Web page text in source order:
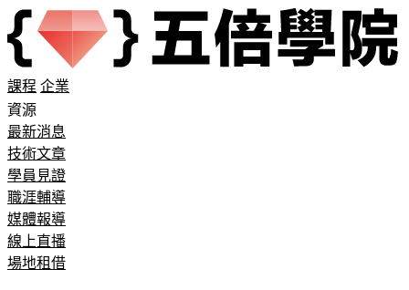
課程 企業
資源
最新消息
技術文章
學員見證
職涯輔導
媒體報導
線上直播
場地租借